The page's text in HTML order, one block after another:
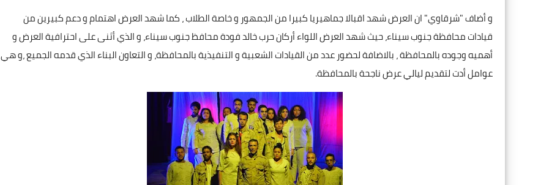
و أضاف "شرقاوي" ان العرض شهد اقبالا جماهيريا كبيرا من الجمهور و خاصة الطلاب ، كما شهد العرض اهتمام و دعم كبيرين من
قيادات محافظة جنوب سيناء، حيث شهد العرض اللواء أركان حرب خالد فودة محافظ جنوب سيناء، و الذي أثنى على احترافية العرض و
أهميه وجوده بالمحافظة ، بالاضافة لحضور عدد من القيادات الشعبية و التنفيذية بالمحافظة، و التعاون البناء الذي قدمه الجميع ،و هي
عوامل أدت لتقديم ليالي عرض ناجحة بالمحافظة.